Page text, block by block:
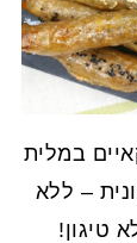
במלית
– ללא
טיגון!